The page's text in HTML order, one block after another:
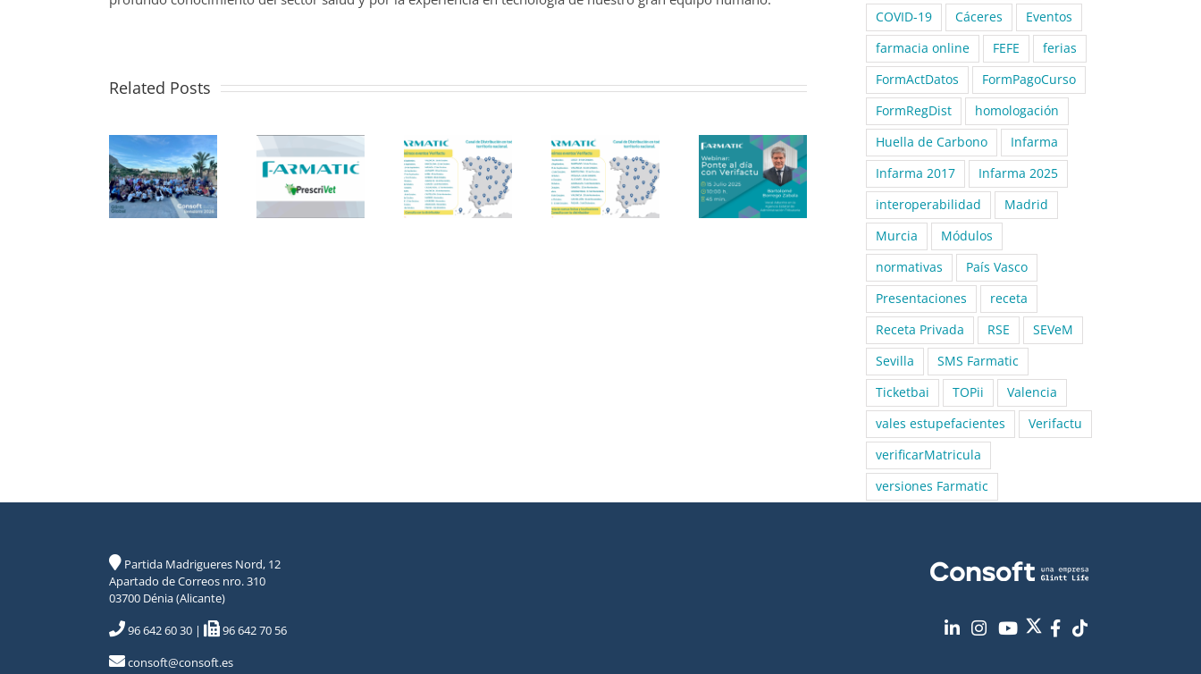
Related Posts
COVID-19
Cáceres
Eventos
farmacia online
FEFE
ferias
FormActDatos
FormPagoCurso
FormRegDist
homologación
Huella de Carbono
Infarma
Infarma 2017
Infarma 2025
interoperabilidad
Madrid
Murcia
Módulos
normativas
País Vasco
Presentaciones
receta
Receta Privada
RSE
SEVeM
Sevilla
SMS Farmatic
Ticketbai
TOPii
Valencia
vales estupefacientes
Verifactu
verificarMatricula
versiones Farmatic
Partida Madrigueres Nord, 12
Apartado de Correos nro. 310
03700 Dénia (Alicante)
96 642 60 30 |
96 642 70 56
consoft@consoft.es